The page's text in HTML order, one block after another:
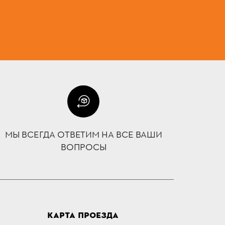
МЫ ВСЕГДА ОТВЕТИМ НА ВСЕ ВАШИ
ВОПРОСЫ
КАРТА ПРОЕЗДА